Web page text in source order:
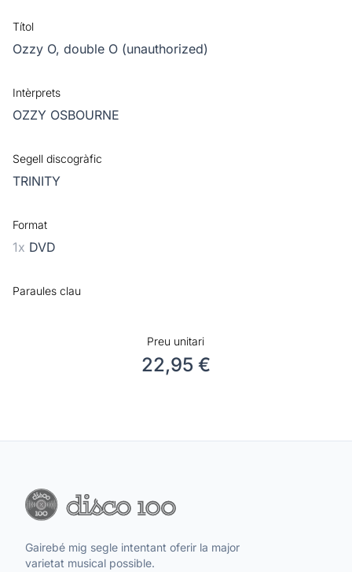
Títol
Ozzy O, double O (unauthorized)
Intèrprets
OZZY OSBOURNE
Segell discogràfic
TRINITY
Format
1x DVD
Paraules clau
Preu unitari
22,95 €
Gairebé mig segle intentant oferir la major
varietat musical possible.